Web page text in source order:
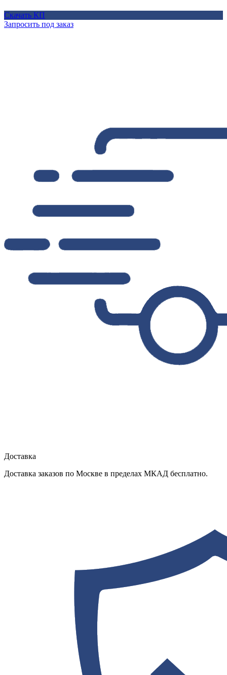
Скачать КП
Запросить под заказ
Доставка
Доставка заказов по Москве в пределах МКАД бесплатно.